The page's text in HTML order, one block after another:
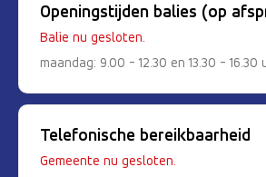
Openingstijden balies (op
Balie nu gesloten.
maandag: 9.00 - 12.30 en 13.30 - 16.30
Telefonische bereikbaarheid
Gemeente nu gesloten.